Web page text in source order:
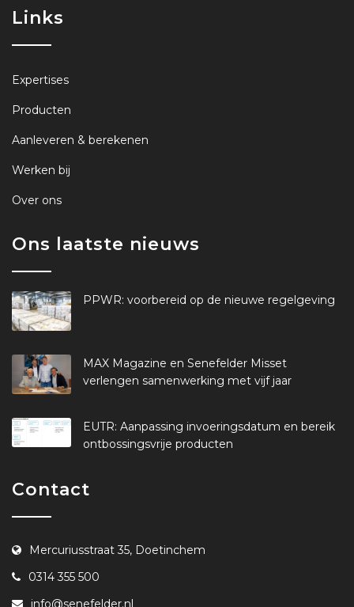
Links
Expertises
Producten
Aanleveren & berekenen
Werken bij
Over ons
Ons laatste nieuws
PPWR: voorbereid op de nieuwe regelgeving
MAX Magazine en Senefelder Misset
verlengen samenwerking met vijf jaar
EUTR: Aanpassing invoeringsdatum en bereik
ontbossingsvrije producten
Contact
Mercuriusstraat 35, Doetinchem
0314 355 500
info@senefelder.nl